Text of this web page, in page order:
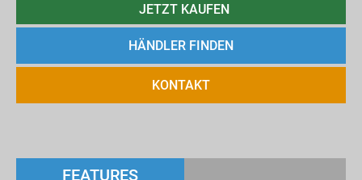
JETZT KAUFEN
HÄNDLER FINDEN
KONTAKT
FEATURES